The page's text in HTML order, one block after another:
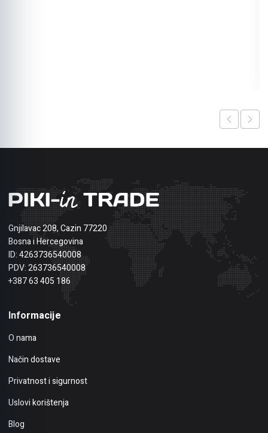
Gnjilavac 208, Cazin 77220
Bosna i Hercegovina
ID: 4263736540008
PDV: 263736540008
+387 63 405 186
Informacije
O nama
Način dostave
Privatnost i sigurnost
Uslovi korištenja
Blog